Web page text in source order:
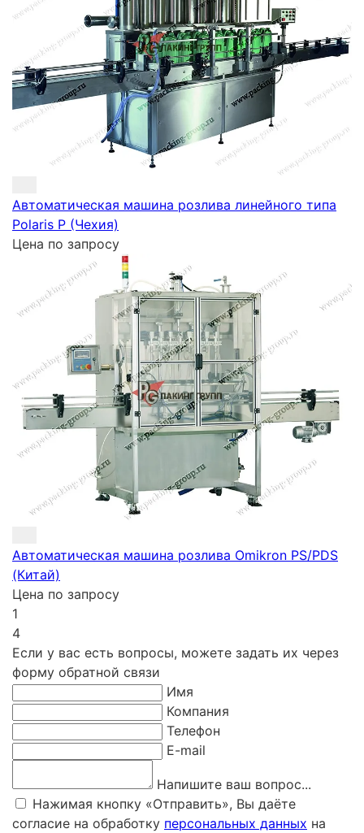
Автоматическая машина розлива линейного типа
Polaris P (Чехия)
Цена по запросу
Автоматическая машина розлива Omikron PS/PDS
(Китай)
Цена по запросу
1
4
Если у вас есть вопросы, можете задать их через
форму обратной связи
Имя
Компания
Телефон
E-mail
Напишите ваш вопрос...
Нажимая кнопку «Отправить», Вы даёте
согласие на обработку персональных данных на